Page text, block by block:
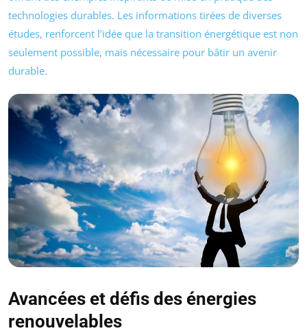
technologies durables. Les informations tirées de diverses
études, renforcent l’idée que la transition énergétique est non
seulement possible, mais nécessaire pour bâtir un avenir
durable.
Avancées et défis des énergies
renouvelables